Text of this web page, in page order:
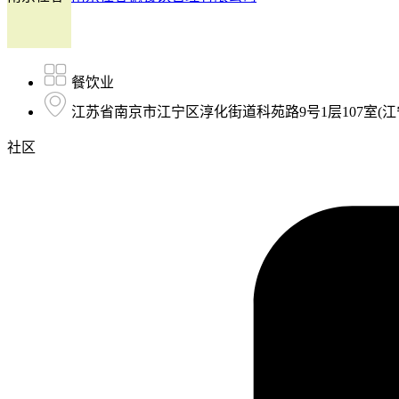
餐饮业
江苏省南京市江宁区淳化街道科苑路9号1层107室(
社区